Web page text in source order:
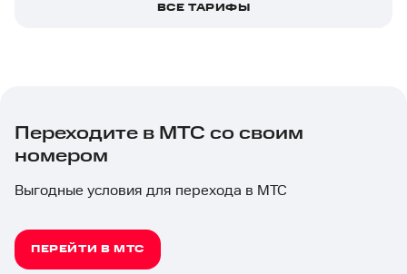
ВСЕ ТАРИФЫ
Переходите в МТС со своим
номером
Выгодные условия для перехода в МТС
ПЕРЕЙТИ В МТС